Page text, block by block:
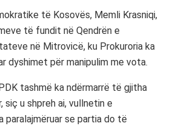
të Kosovës, Memli Krasniqi,
të fundit në Qendrën e
në Mitrovicë, ku Prokuroria ka
dyshimet për manipulim me vota.
tashmë ka ndërmarrë të gjitha
siç u shpreh ai, vullnetin e
paralajmëruar se partia do të